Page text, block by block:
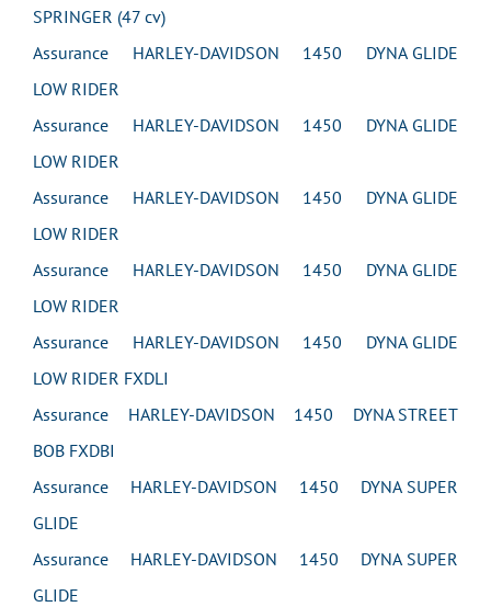
SPRINGER (47 cv)
Assurance HARLEY-DAVIDSON 1450 DYNA GLIDE
LOW RIDER
Assurance HARLEY-DAVIDSON 1450 DYNA GLIDE
LOW RIDER
Assurance HARLEY-DAVIDSON 1450 DYNA GLIDE
LOW RIDER
Assurance HARLEY-DAVIDSON 1450 DYNA GLIDE
LOW RIDER
Assurance HARLEY-DAVIDSON 1450 DYNA GLIDE
LOW RIDER FXDLI
Assurance HARLEY-DAVIDSON 1450 DYNA STREET
BOB FXDBI
Assurance HARLEY-DAVIDSON 1450 DYNA SUPER
GLIDE
Assurance HARLEY-DAVIDSON 1450 DYNA SUPER
GLIDE